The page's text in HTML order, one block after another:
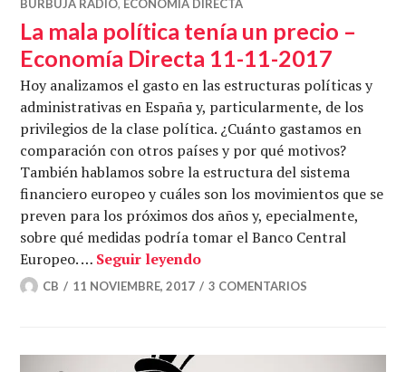
BURBUJA RADIO, ECONOMÍA DIRECTA
La mala política tenía un precio –
Economía Directa 11-11-2017
Hoy analizamos el gasto en las estructuras políticas y
administrativas en España y, particularmente, de los
privilegios de la clase política. ¿Cuánto gastamos en
comparación con otros países y por qué motivos?
También hablamos sobre la estructura del sistema
financiero europeo y cuáles son los movimientos que se
preven para los próximos dos años y, epecialmente,
sobre qué medidas podría tomar el Banco Central
Europeo. … Seguir leyendoLa mala política tenía un
CB 11 NOVIEMBRE, 2017 3 COMENTARIOS